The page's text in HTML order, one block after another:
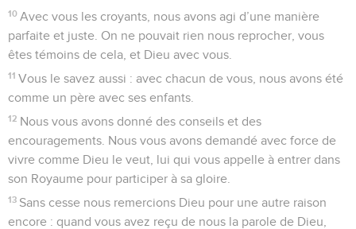
10 Avec vous les croyants, nous avons agi d’une manière
parfaite et juste. On ne pouvait rien nous reprocher, vous
êtes témoins de cela, et Dieu avec vous.
11 Vous le savez aussi : avec chacun de vous, nous avons été
comme un père avec ses enfants.
12 Nous vous avons donné des conseils et des
encouragements. Nous vous avons demandé avec force de
vivre comme Dieu le veut, lui qui vous appelle à entrer dans
son Royaume pour participer à sa gloire.
13 Sans cesse nous remercions Dieu pour une autre raison
encore : quand vous avez reçu de nous la parole de Dieu,